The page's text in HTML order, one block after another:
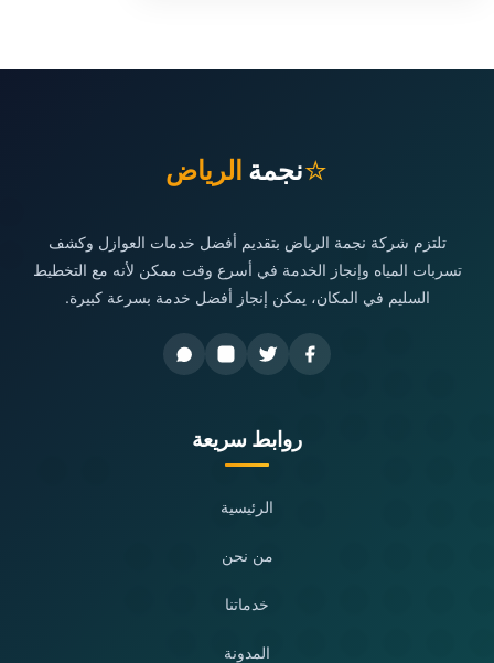
⭐نجمة الرياض
تلتزم شركة نجمة الرياض بتقديم أفضل خدمات العوازل وكشف
تسربات المياه وإنجاز الخدمة في أسرع وقت ممكن لأنه مع التخطيط
السليم في المكان، يمكن إنجاز أفضل خدمة بسرعة كبيرة.
روابط سريعة
الرئيسية
من نحن
خدماتنا
المدونة